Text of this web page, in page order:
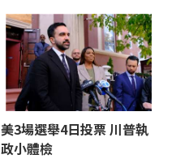
美3場選舉4日投票 川普執
政小體檢